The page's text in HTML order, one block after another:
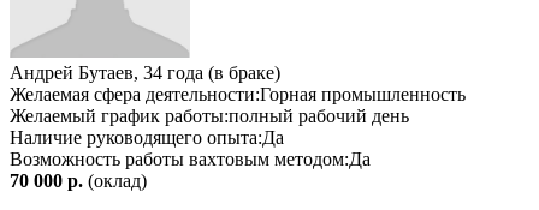
Андрей Бутаев, 34 года (в браке)
Желаемая сфера деятельности:Горная промышленность
Желаемый график работы:полный рабочий день
Наличие руководящего опыта:Да
Возможность работы вахтовым методом:Да
70 000 р. (оклад)